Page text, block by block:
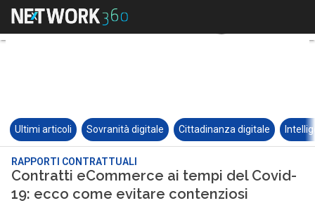
Ultimi articoli Sovranità digitale Cittadinanza digitale
RAPPORTI CONTRATTUALI
Contratti eCommerce ai tempi del Covid-
19: ecco come evitare contenziosi